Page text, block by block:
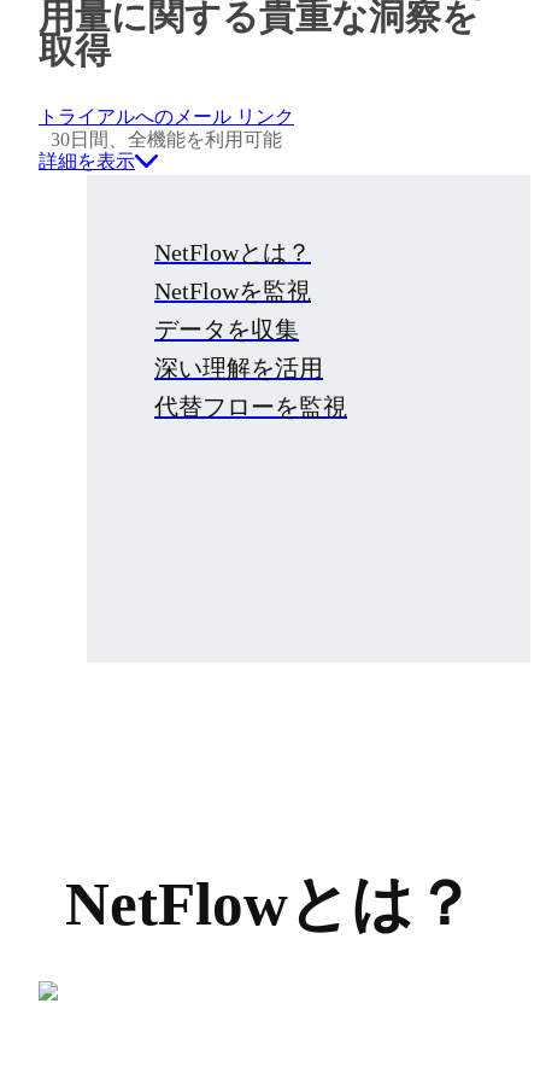
用量に関する貴重な洞察を
取得
トライアルへのメール リンク
30日間、全機能を利用可能
詳細を表示
NetFlowとは？
NetFlowを監視
データを収集
深い理解を活用
代替フローを監視
NetFlowとは？